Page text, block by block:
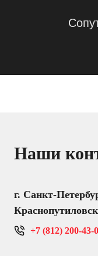
Наши
г. Санкт-
+7 (812) 200-43-